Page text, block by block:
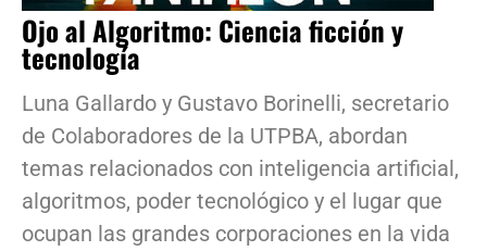
Ojo al Algoritmo: Ciencia ficción y
tecnología
Luna Gallardo y Gustavo Borinelli, secretario
de Colaboradores de la UTPBA, abordan
temas relacionados con inteligencia artificial,
algoritmos, poder tecnológico y el lugar que
ocupan las grandes corporaciones en la vida